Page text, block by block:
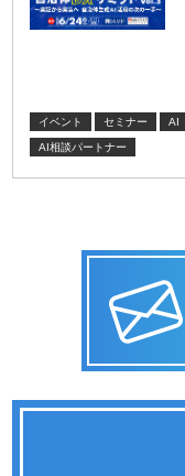
イベント セミナー AI
AI相談パートナー